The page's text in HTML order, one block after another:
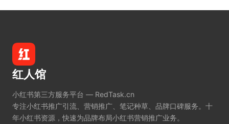
红人馆
小红书第三方服务平台 — RedTask.cn
专注小红书推广引流、营销推广、笔记种草、品牌口碑服务。十
年小红书资源，快速为品牌布局小红书营销推广业务。